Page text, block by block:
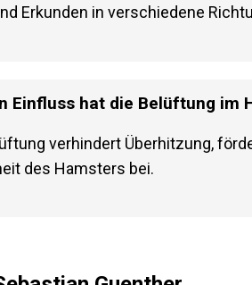
Erkunden in verschiedene
Einfluss hat die Belüftung im
verhindert Überhitzung,
des Hamsters bei.